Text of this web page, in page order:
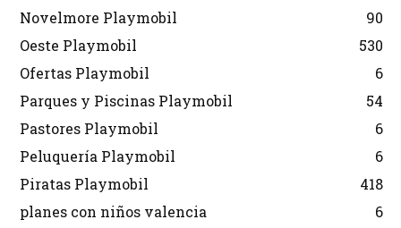
Novelmore Playmobil
90
Oeste Playmobil
530
Ofertas Playmobil
6
Parques y Piscinas Playmobil
54
Pastores Playmobil
6
Peluquería Playmobil
6
Piratas Playmobil
418
planes con niños valencia
6